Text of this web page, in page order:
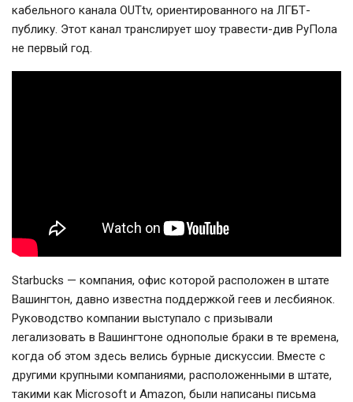
кабельного канала OUTtv, ориентированного на ЛГБТ-
публику. Этот канал транслирует шоу травести-див РуПола
не первый год.
Starbucks — компания, офис которой расположен в штате
Вашингтон, давно известна поддержкой геев и лесбиянок.
Руководство компании выступало с призывали
легализовать в Вашингтоне однополые браки в те времена,
когда об этом здесь велись бурные дискуссии. Вместе с
другими крупными компаниями, расположенными в штате,
такими как Microsoft и Amazon, были написаны письма